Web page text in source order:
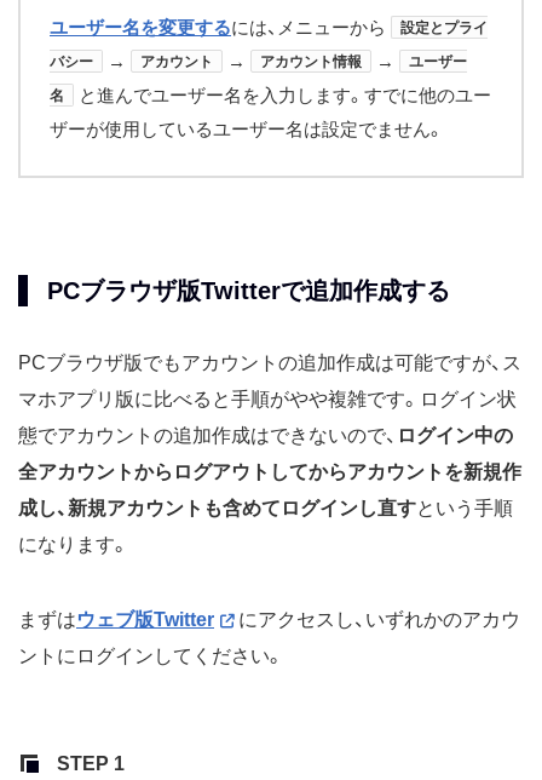
ユーザー名を変更するには、メニューから 設定とプライ
バシー → アカウント → アカウント情報 → ユーザー
名
と進んでユーザー名を入力します。すでに他のユー
ザーが使用しているユーザー名は設定でません。
PCブラウザ版Twitterで追加作成する
PCブラウザ版でもアカウントの追加作成は可能ですが、ス
マホアプリ版に比べると手順がやや複雑です。ログイン状
態でアカウントの追加作成はできないので、 ログイン中の
全アカウントからログアウトしてからアカウントを新規作
成し、新規アカウントも含めてログインし直すという手順
になります。
まずはウェブ版Twitter
にアクセスし、いずれかのアカウ
ントにログインしてください。